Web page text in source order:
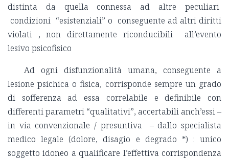
distinta da quella connessa ad altre peculiari
condizioni “esistenziali” o conseguente ad altri diritti
violati , non direttamente riconducibili all’evento
lesivo psicofisico
Ad ogni disfunzionalità umana, conseguente a
lesione psichica o fisica, corrisponde sempre un grado
di sofferenza ad essa correlabile e definibile con
differenti parametri “qualitativi”, accertabili anch’essi –
in via convenzionale / presuntiva – dallo specialista
medico legale (dolore, disagio e degrado *) : unico
soggetto idoneo a qualificare l’effettiva corrispondenza